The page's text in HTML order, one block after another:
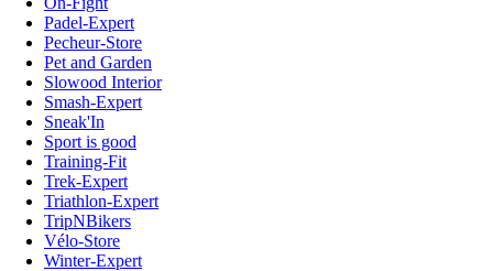
Padel-Expert
Pecheur-Store
Pet and Garden
Slowood Interior
Smash-Expert
Sneak'In
Sport is good
Training-Fit
Trek-Expert
Triathlon-Expert
TripNBikers
Vélo-Store
Winter-Expert